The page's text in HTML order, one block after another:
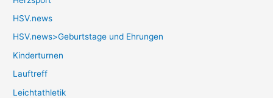
HSV.news
HSV.news>Geburtstage und Ehrungen
Kinderturnen
Lauftreff
Leichtathletik